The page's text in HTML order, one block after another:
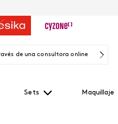
de una consultora online
Sets Maquillaje